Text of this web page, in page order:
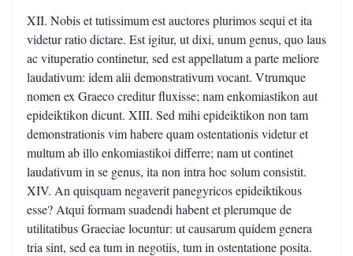
XII. Nobis et tutissimum est auctores plurimos sequi et ita
videtur ratio dictare. Est igitur, ut dixi, unum genus, quo laus
ac vituperatio continetur, sed est appellatum a parte meliore
laudativum: idem alii demonstrativum vocant. Vtrumque
nomen ex Graeco creditur fluxisse; nam enkomiastikon aut
epideiktikon dicunt. XIII. Sed mihi epideiktikon non tam
demonstrationis vim habere quam ostentationis videtur et
multum ab illo enkomiastikoi differre; nam ut continet
laudativum in se genus, ita non intra hoc solum consistit.
XIV. An quisquam negaverit panegyricos epideiktikous
esse? Atqui formam suadendi habent et plerumque de
utilitatibus Graeciae locuntur: ut causarum quidem genera
tria sint, sed ea tum in negotiis, tum in ostentatione posita.